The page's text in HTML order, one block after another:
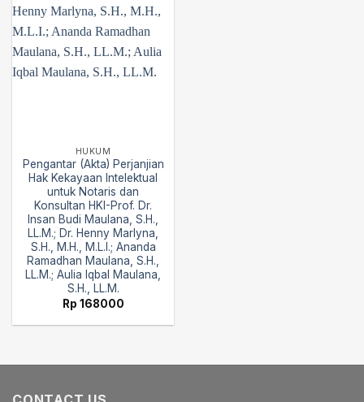
HUKUM
Pengantar (Akta) Perjanjian
Hak Kekayaan Intelektual
untuk Notaris dan
Konsultan HKI-Prof. Dr.
Insan Budi Maulana, S.H.,
LL.M.; Dr. Henny Marlyna,
S.H., M.H., M.L.I.; Ananda
Ramadhan Maulana, S.H.,
LL.M.; Aulia Iqbal Maulana,
S.H., LL.M.
Rp 168000